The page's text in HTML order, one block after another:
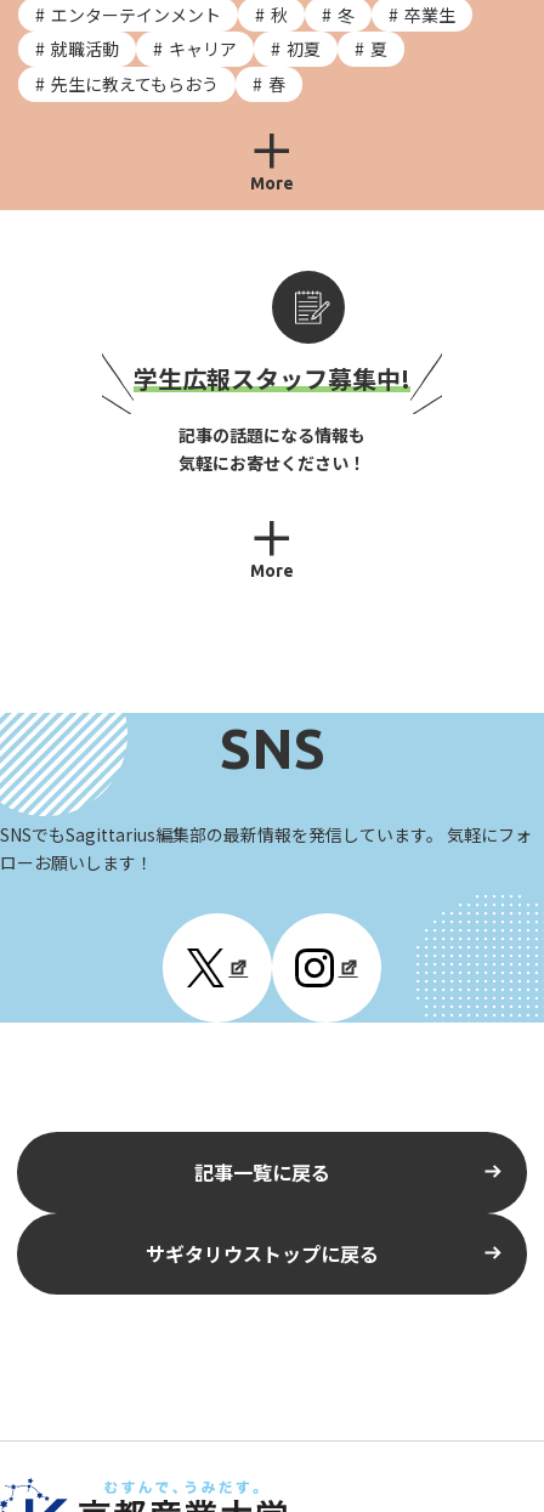
エンターテインメント 秋 冬
卒業生
就職活動
キャリア 初夏
夏
先生に教えてもらおう
春
More
学生広報スタッフ募集中!
記事の話題になる情報も
気軽にお寄せください！
More
SNS
SNSでもSagittarius編集部の最新情報を発信しています。 気軽にフォ
ローお願いします！
記事一覧に戻る
サギタリウストップに戻る